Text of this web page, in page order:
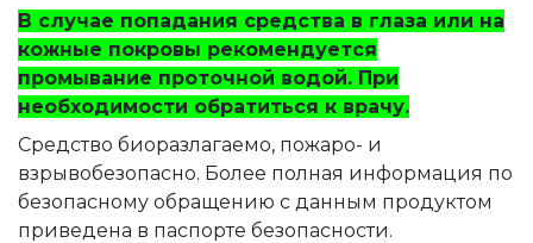
В случае попадания средства в глаза или на
кожные покровы рекомендуется
промывание проточной водой. При
необходимости обратиться к врачу.
Средство биоразлагаемо, пожаро- и
взрывобезопасно. Более полная информация по
безопасному обращению с данным продуктом
приведена в паспорте безопасности.